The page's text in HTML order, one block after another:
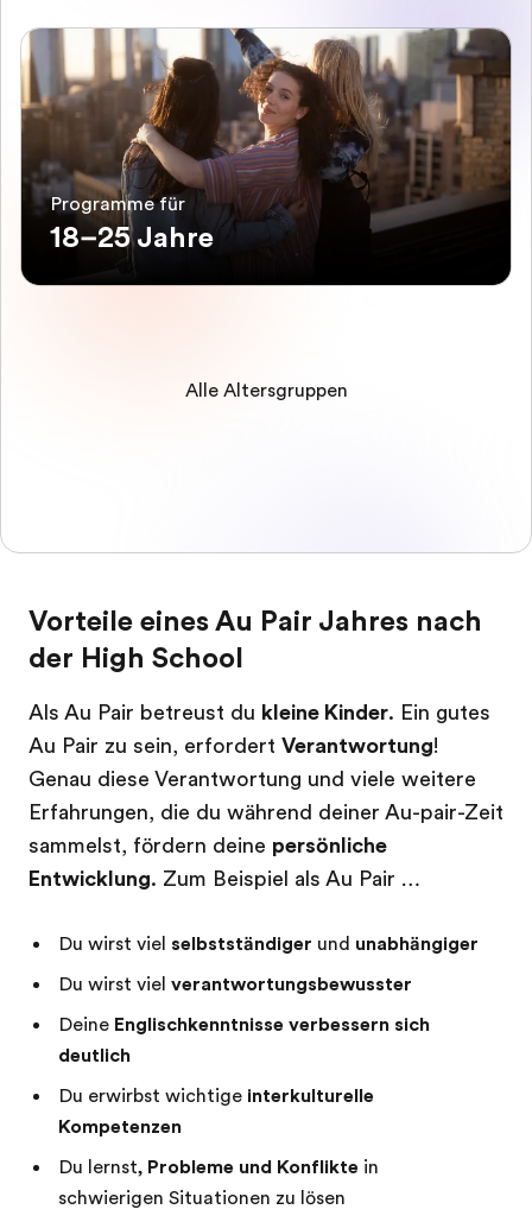
Programme für
18–25 Jahre
Alle Altersgruppen
Vorteile eines Au Pair Jahres nach
der High School
Als Au Pair betreust du kleine Kinder. Ein gutes
Au Pair zu sein, erfordert Verantwortung!
Genau diese Verantwortung und viele weitere
Erfahrungen, die du während deiner Au-pair-Zeit
sammelst, fördern deine persönliche
Entwicklung. Zum Beispiel als Au Pair …
Du wirst viel selbstständiger und unabhängiger
Du wirst viel verantwortungsbewusster
Deine Englischkenntnisse verbessern sich
deutlich
Du erwirbst wichtige interkulturelle
Kompetenzen
Du lernst, Probleme und Konflikte in
schwierigen Situationen zu lösen